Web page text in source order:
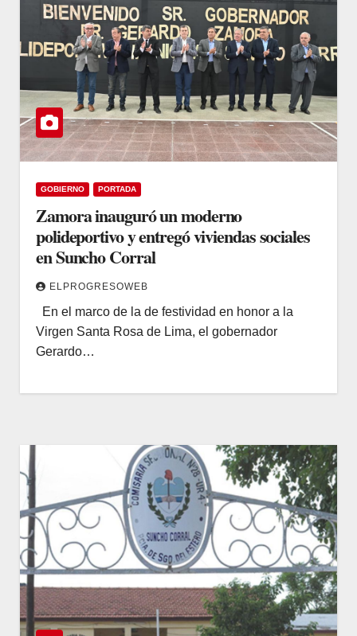
GOBIERNO PORTADA
Zamora inauguró un moderno
polideportivo y entregó viviendas sociales
en Suncho Corral
ELPROGRESOWEB
En el marco de la de festividad en honor a la
Virgen Santa Rosa de Lima, el gobernador
Gerardo…